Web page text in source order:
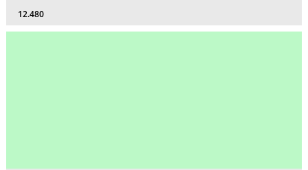
12.480